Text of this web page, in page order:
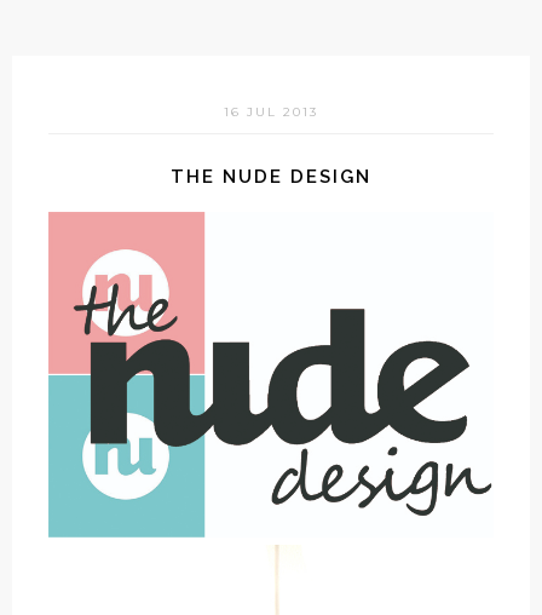
16 JUL 2013
THE NUDE DESIGN